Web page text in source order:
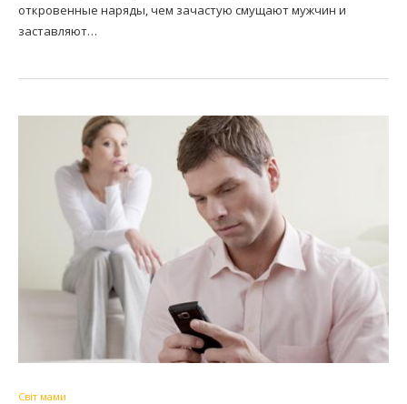
откровенные наряды, чем зачастую смущают мужчин и
заставляют…
Світ мами